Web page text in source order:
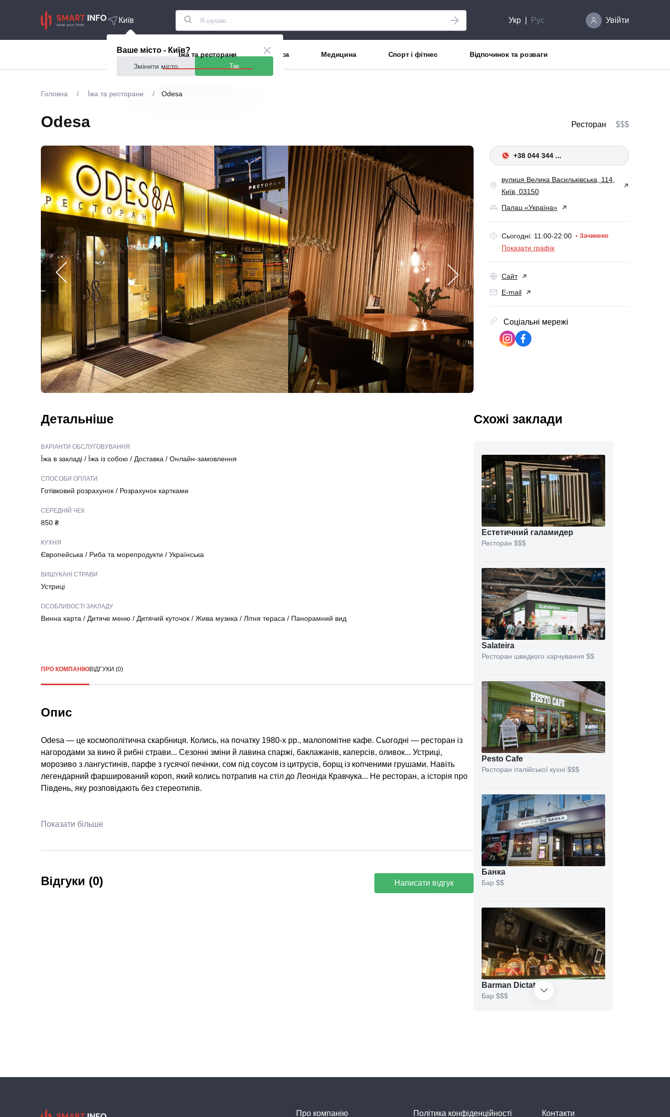
Київ
Ваше місто - Київ?
Змінити місто Так
Укр Рус Увійти
Акції Їжа та ресторани Краса Медицина Спорт і фітнес Відпочинок та розваги
Головна / Їжа та ресторани / Odesa
Odesa Ресторан $$$
+38 044 344 ...
вулиця Велика Васильківська, 114,
Київ, 03150
Палац «Україна»
Сьогодні: 11:00-22:00 Зачинено
Показати графік
Сайт
E-mail
Соціальні мережі
Детальніше
ВАРІАНТИ ОБСЛУГОВУВАННЯ
Їжа в закладі / Їжа із собою / Доставка / Онлайн-замовлення
СПОСОБИ ОПЛАТИ
Готівковий розрахунок / Розрахунок картками
СЕРЕДНІЙ ЧЕК
850 ₴
КУХНЯ
Європейська / Риба та морепродукти / Українська
ВИШУКАНІ СТРАВИ
Устриці
ОСОБЛИВОСТІ ЗАКЛАДУ
Винна карта / Дитяче меню / Дитячий куточок / Жива музика / Літня тераса / Панорамний вид
ПРО КОМПАНІЮВІДГУКИ (0)
Опис
Odesa — це космополітична скарбниця. Колись, на початку 1980-х рр., малопомітне кафе. Сьогодні — ресторан із
нагородами за вино й рибні страви... Сезонні зміни й лавина спаржі, баклажанів, каперсів, оливок... Устриці,
морозиво з лангустинів, парфе з гусячої печінки, сом під соусом із цитрусів, борщ із копченими грушами. Навіть
легендарний фарширований короп, який колись потрапив на стіл до Леоніда Кравчука... Не ресторан, а історія про
Південь, яку розповідають без стереотипів.
Показати більше
Відгуки (0) Написати відгук
Схожі заклади
Естетичний галамидер
Ресторан $$$
Salateira
Ресторан швидкого харчування $$
Pesto Cafe
Ресторан італійської кухні $$$
Банка
Бар $$
Barman Dictat
Бар $$$
Паб
Про компанію Політика конфіденційності Контакти